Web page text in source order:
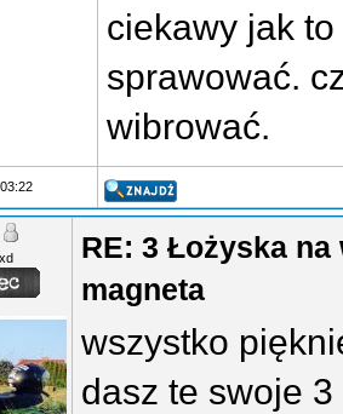
ciekawy jak
sprawować.
wibrować.
RE: 3 Łożyska
magneta
wszystko
dasz te swoje 3